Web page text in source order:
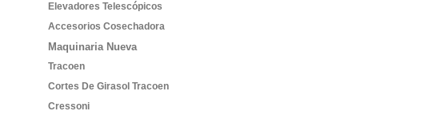
Elevadores Telescópicos
Accesorios Cosechadora
Maquinaria Nueva
Tracoen
Cortes De Girasol Tracoen
Cressoni